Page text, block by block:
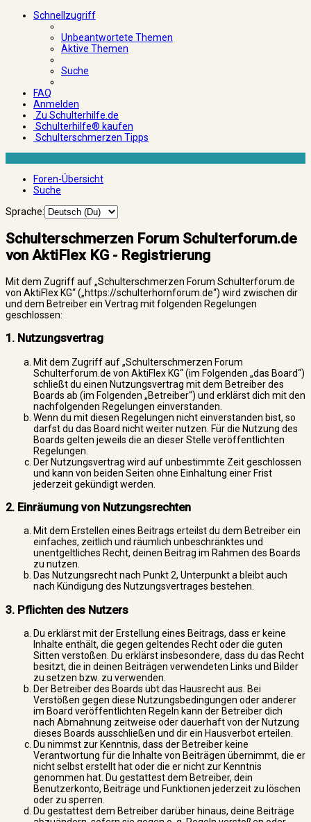
Schnellzugriff
Unbeantwortete Themen
Aktive Themen
Suche
FAQ
Anmelden
Zu Schulterhilfe.de
Schulterhilfe® kaufen
Schulterschmerzen Tipps
Foren-Übersicht
Suche
Sprache:
Schulterschmerzen Forum Schulterforum.de
von AktiFlex KG - Registrierung
Mit dem Zugriff auf „Schulterschmerzen Forum Schulterforum.de
von AktiFlex KG“ („https://schulterhornforum.de“) wird zwischen dir
und dem Betreiber ein Vertrag mit folgenden Regelungen
geschlossen:
1. Nutzungsvertrag
Mit dem Zugriff auf „Schulterschmerzen Forum
Schulterforum.de von AktiFlex KG“ (im Folgenden „das Board“)
schließt du einen Nutzungsvertrag mit dem Betreiber des
Boards ab (im Folgenden „Betreiber“) und erklärst dich mit den
nachfolgenden Regelungen einverstanden.
Wenn du mit diesen Regelungen nicht einverstanden bist, so
darfst du das Board nicht weiter nutzen. Für die Nutzung des
Boards gelten jeweils die an dieser Stelle veröffentlichten
Regelungen.
Der Nutzungsvertrag wird auf unbestimmte Zeit geschlossen
und kann von beiden Seiten ohne Einhaltung einer Frist
jederzeit gekündigt werden.
2. Einräumung von Nutzungsrechten
Mit dem Erstellen eines Beitrags erteilst du dem Betreiber ein
einfaches, zeitlich und räumlich unbeschränktes und
unentgeltliches Recht, deinen Beitrag im Rahmen des Boards
zu nutzen.
Das Nutzungsrecht nach Punkt 2, Unterpunkt a bleibt auch
nach Kündigung des Nutzungsvertrages bestehen.
3. Pflichten des Nutzers
Du erklärst mit der Erstellung eines Beitrags, dass er keine
Inhalte enthält, die gegen geltendes Recht oder die guten
Sitten verstoßen. Du erklärst insbesondere, dass du das Recht
besitzt, die in deinen Beiträgen verwendeten Links und Bilder
zu setzen bzw. zu verwenden.
Der Betreiber des Boards übt das Hausrecht aus. Bei
Verstößen gegen diese Nutzungsbedingungen oder anderer
im Board veröffentlichten Regeln kann der Betreiber dich
nach Abmahnung zeitweise oder dauerhaft von der Nutzung
dieses Boards ausschließen und dir ein Hausverbot erteilen.
Du nimmst zur Kenntnis, dass der Betreiber keine
Verantwortung für die Inhalte von Beiträgen übernimmt, die er
nicht selbst erstellt hat oder die er nicht zur Kenntnis
genommen hat. Du gestattest dem Betreiber, dein
Benutzerkonto, Beiträge und Funktionen jederzeit zu löschen
oder zu sperren.
Du gestattest dem Betreiber darüber hinaus, deine Beiträge